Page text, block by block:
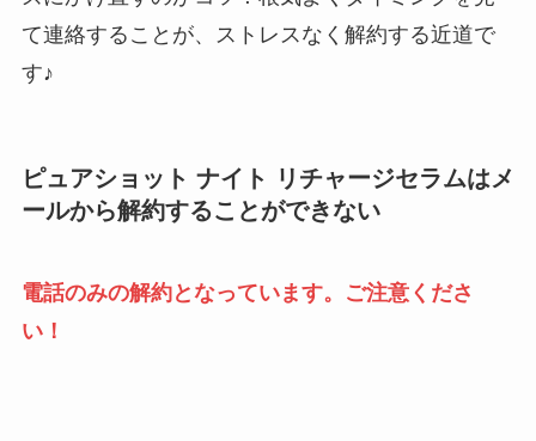
て連絡することが、ストレスなく解約する近道で
す♪
ピュアショット ナイト リチャージセラムはメ
ールから解約することができない
電話のみの解約となっています。ご注意くださ
い！